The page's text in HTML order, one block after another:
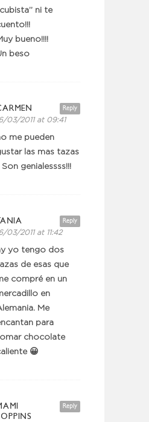
ni te
bueno!!!!
beso
Reply
03/2011 at 09:41
me pueden
las mas tazas
Son genialessss!!!
Reply
03/2011 at 11:42
yo tengo dos
de esas que
compré en un
en
Me
para
chocolate
😀
Reply